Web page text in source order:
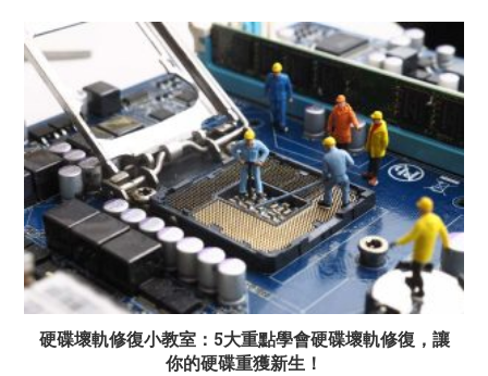
硬碟壞軌修復小教室：5大重點學會硬碟壞軌修復，讓
你的硬碟重獲新生！